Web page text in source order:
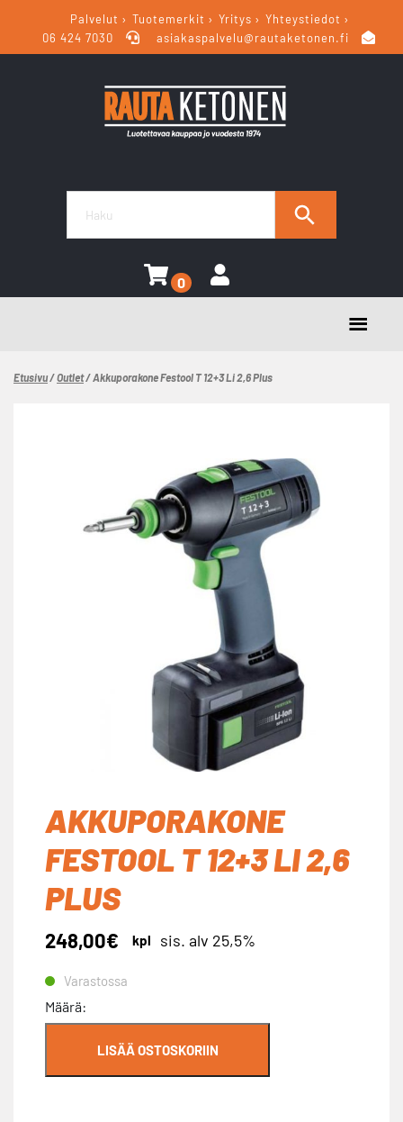
Palvelut Tuotemerkit Yritys
Yhteystiedot
06 424 7030
asiakaspalvelu@rautaketonen.fi
0
Etusivu/Outlet/ Akkuporakone Festool T 12+3 Li 2,6 Plus
AKKUPORAKONE
FESTOOL T 12+3 LI 2,6
PLUS
248,00€ sis. alv 25,5%
kpl
Varastossa
Määrä:
Akkuporakone
Festool
LISÄÄ OSTOSKORIIN